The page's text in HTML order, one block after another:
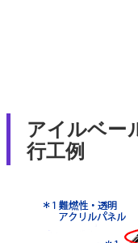
アイルベー
行工例